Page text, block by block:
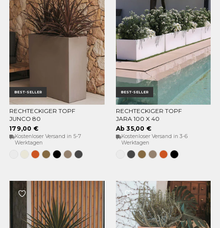
BEST-SELLER
OPTIONEN WÄHLEN
RECHTECKIGER TOPF
JUNCO 80
179,00 €
Kostenloser Versand in 5-7
Werktagen
WeissOpak-
Beige
Terrakotta
BronzeSchwarz
TaupeAnthrazit
BEST-SELLER
OPTIONEN WÄHLEN
RECHTECKIGER TOPF
JARA 100 X 40
Ab 35,00 €
Kostenloser Versand in 3-6
Werktagen
WeissAnthrazit
BronzeTaupeTerrakotta
Schwarz